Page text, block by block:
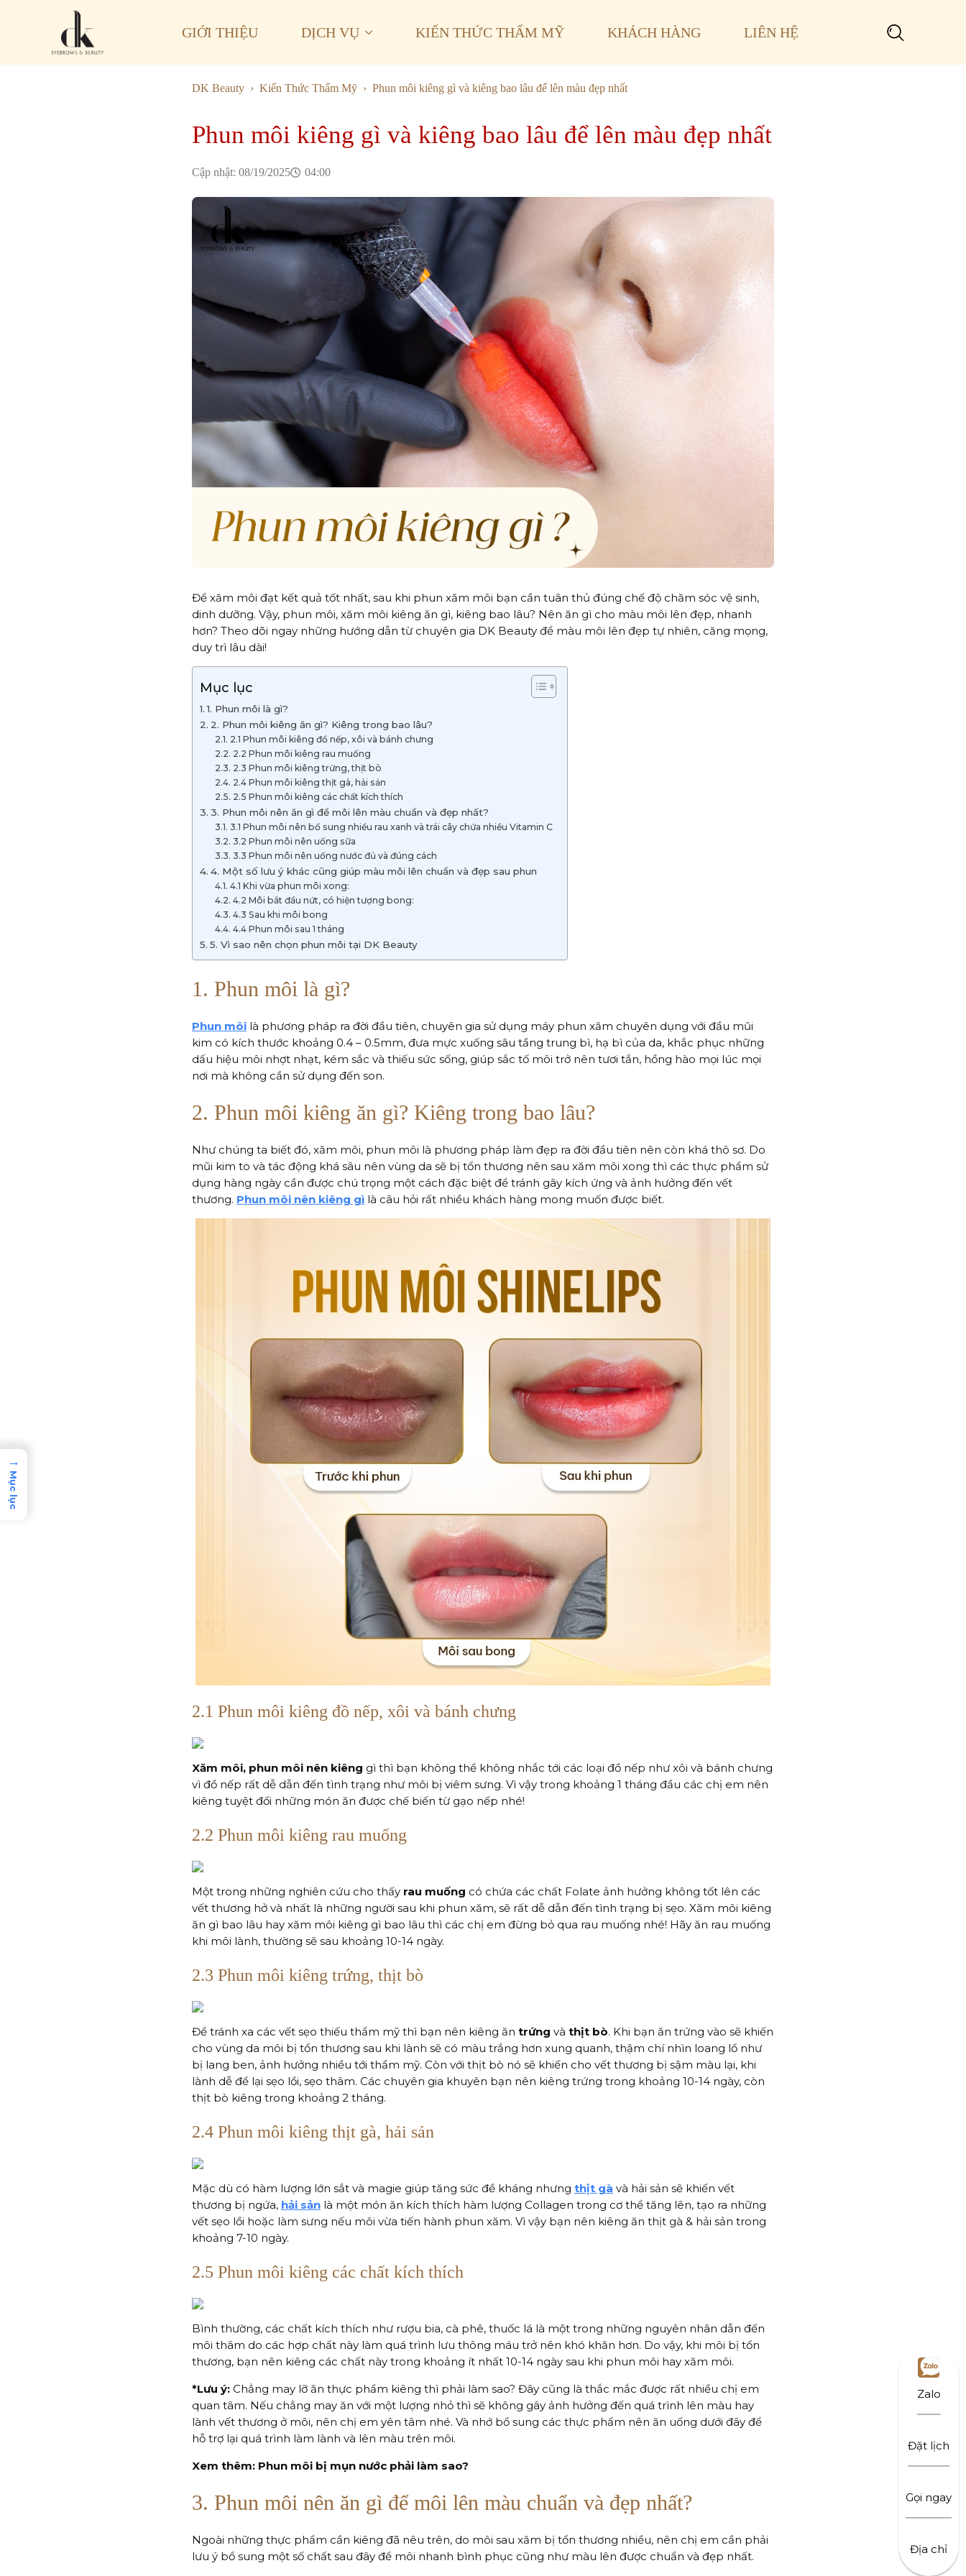
GIỚI THIỆU DỊCH VỤ KIẾN THỨC THẨM MỸ KHÁCH HÀNG LIÊN HỆ
Search
DK Beauty Kiến Thức Thẩm Mỹ Phun môi kiêng gì và kiêng bao lâu để lên màu đẹp nhất
Phun môi kiêng gì và kiêng bao lâu để lên màu đẹp nhất
Cập nhật: 08/19/2025 04:00
Để xăm môi đạt kết quả tốt nhất, sau khi phun xăm môi bạn cần tuân thủ đúng chế độ chăm sóc vệ sinh,
dinh dưỡng. Vậy, phun môi, xăm môi kiêng ăn gì, kiêng bao lâu? Nên ăn gì cho màu môi lên đẹp, nhanh
hơn? Theo dõi ngay những hướng dẫn từ chuyên gia DK Beauty để màu môi lên đẹp tự nhiên, căng mọng,
duy trì lâu dài!
Mục lục
1. Phun môi là gì?
2. Phun môi kiêng ăn gì? Kiêng trong bao lâu?
2.1 Phun môi kiêng đồ nếp, xôi và bánh chưng
2.2 Phun môi kiêng rau muống
2.3 Phun môi kiêng trứng, thịt bò
2.4 Phun môi kiêng thịt gà, hải sản
2.5 Phun môi kiêng các chất kích thích
3. Phun môi nên ăn gì để môi lên màu chuẩn và đẹp nhất?
3.1 Phun môi nên bổ sung nhiều rau xanh và trái cây chứa nhiều Vitamin C
3.2 Phun môi nên uống sữa
3.3 Phun môi nên uống nước đủ và đúng cách
4. Một số lưu ý khác cũng giúp màu môi lên chuẩn và đẹp sau phun
4.1 Khi vừa phun môi xong:
4.2 Môi bắt đầu nứt, có hiện tượng bong:
4.3 Sau khi môi bong
4.4 Phun môi sau 1 tháng
5. Vì sao nên chọn phun môi tại DK Beauty
1. Phun môi là gì?
Phun môi là phương pháp ra đời đầu tiên, chuyên gia sử dụng máy phun xăm chuyên dụng với đầu mũi
kim có kích thước khoảng 0.4 – 0.5mm, đưa mực xuống sâu tầng trung bì, hạ bì của da, khắc phục những
dấu hiệu môi nhợt nhạt, kém sắc và thiếu sức sống, giúp sắc tố môi trở nên tươi tắn, hồng hào mọi lúc mọi
nơi mà không cần sử dụng đến son.
2. Phun môi kiêng ăn gì? Kiêng trong bao lâu?
Như chúng ta biết đó, xăm môi, phun môi là phương pháp làm đẹp ra đời đầu tiên nên còn khá thô sơ. Do
mũi kim to và tác động khá sâu nên vùng da sẽ bị tổn thương nên sau xăm môi xong thì các thực phẩm sử
dụng hàng ngày cần được chú trọng một cách đặc biệt để tránh gây kích ứng và ảnh hưởng đến vết
thương. Phun môi nên kiêng gì là câu hỏi rất nhiều khách hàng mong muốn được biết.
2.1 Phun môi kiêng đồ nếp, xôi và bánh chưng
Xăm môi, phun môi nên kiêng gì thì bạn không thể không nhắc tới các loại đồ nếp như xôi và bánh chưng
vì đồ nếp rất dễ dẫn đến tình trạng như môi bị viêm sưng. Vì vậy trong khoảng 1 tháng đầu các chị em nên
kiêng tuyệt đối những món ăn được chế biến từ gạo nếp nhé!
2.2 Phun môi kiêng rau muống
Một trong những nghiên cứu cho thấy rau muống có chứa các chất Folate ảnh hưởng không tốt lên các
vết thương hở và nhất là những người sau khi phun xăm, sẽ rất dễ dẫn đến tình trạng bị sẹo. Xăm môi kiêng
ăn gì bao lâu hay xăm môi kiêng gì bao lâu thì các chị em đừng bỏ qua rau muống nhé! Hãy ăn rau muống
khi môi lành, thường sẽ sau khoảng 10-14 ngày.
2.3 Phun môi kiêng trứng, thịt bò
Để tránh xa các vết sẹo thiếu thẩm mỹ thì bạn nên kiêng ăn trứng và thịt bò. Khi bạn ăn trứng vào sẽ khiến
cho vùng da môi bị tổn thương sau khi lành sẽ có màu trắng hơn xung quanh, thậm chí nhìn loang lổ như
bị lang ben, ảnh hưởng nhiều tới thẩm mỹ. Còn với thịt bò nó sẽ khiến cho vết thương bị sậm màu lại, khi
lành dễ để lại sẹo lồi, sẹo thâm. Các chuyên gia khuyên bạn nên kiêng trứng trong khoảng 10-14 ngày, còn
thịt bò kiêng trong khoảng 2 tháng.
2.4 Phun môi kiêng thịt gà, hải sản
Mặc dù có hàm lượng lớn sắt và magie giúp tăng sức đề kháng nhưng thịt gà và hải sản sẽ khiến vết
thương bị ngứa, hải sản là một món ăn kích thích hàm lượng Collagen trong cơ thể tăng lên, tạo ra những
vết sẹo lồi hoặc làm sưng nếu môi vừa tiến hành phun xăm. Vì vậy bạn nên kiêng ăn thịt gà & hải sản trong
khoảng 7-10 ngày.
2.5 Phun môi kiêng các chất kích thích
Bình thường, các chất kích thích như rượu bia, cà phê, thuốc lá là một trong những nguyên nhân dẫn đến
môi thâm do các hợp chất này làm quá trình lưu thông máu trở nên khó khăn hơn. Do vậy, khi môi bị tổn
thương, bạn nên kiêng các chất này trong khoảng ít nhất 10-14 ngày sau khi phun môi hay xăm môi.
*Lưu ý: Chẳng may lỡ ăn thực phẩm kiêng thì phải làm sao? Đây cũng là thắc mắc được rất nhiều chị em
quan tâm. Nếu chẳng may ăn với một lượng nhỏ thì sẽ không gây ảnh hưởng đến quá trình lên màu hay
lành vết thương ở môi, nên chị em yên tâm nhé. Và nhớ bổ sung các thực phẩm nên ăn uống dưới đây để
hỗ trợ lại quá trình làm lành và lên màu trên môi.
Xem thêm: Phun môi bị mụn nước phải làm sao?
3. Phun môi nên ăn gì để môi lên màu chuẩn và đẹp nhất?
Ngoài những thực phẩm cần kiêng đã nêu trên, do môi sau xăm bị tổn thương nhiều, nên chị em cần phải
lưu ý bổ sung một số chất sau đây để môi nhanh bình phục cũng như màu lên được chuẩn và đẹp nhất.
Zalo
Đặt lịch
Gọi ngay
Địa chỉ
→
Mục lục